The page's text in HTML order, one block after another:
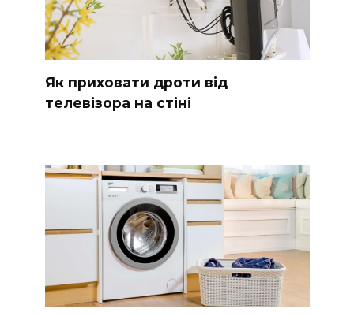
Як приховати дроти від
телевізора на стіні